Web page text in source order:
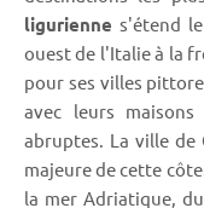
ligurienne s'étend
ouest de l'Italie à la
pour ses villes
avec leurs
abruptes. La ville de
majeure de cette
la mer Adriatique,